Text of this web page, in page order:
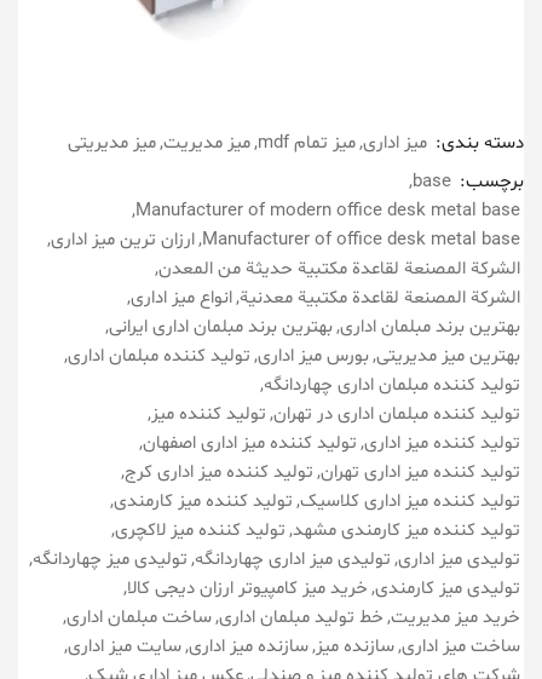
دسته بندی: میز اداری میز تمام mdf میز مدیریت میز مدیریتی
برچسب: base
Manufacturer of modern office desk metal base
Manufacturer of office desk metal base ارزان ترین میز اداری
الشركة المصنعة لقاعدة مكتبية حديثة من المعدن
الشركة المصنعة لقاعدة مكتبية معدنية انواع میز اداری
بهترین برند مبلمان اداری بهترین برند مبلمان اداری ایرانی
بهترین میز مدیریتی بورس میز اداری تولید کننده مبلمان اداری
تولید کننده مبلمان اداری چهاردانگه
تولید کننده مبلمان اداری در تهران تولید کننده میز
تولید کننده میز اداری تولید کننده میز اداری اصفهان
تولید کننده میز اداری تهران تولید کننده میز اداری کرج
تولید کننده میز اداری کلاسیک تولید کننده میز کارمندی
تولید کننده میز کارمندی مشهد تولید کننده میز لاکچری
تولیدی میز اداری تولیدی میز اداری چهاردانگه تولیدی میز چهاردانگه
تولیدی میز کارمندی خرید میز کامپیوتر ارزان دیجی کالا
خرید میز مدیریت خط تولید مبلمان اداری ساخت مبلمان اداری
ساخت میز اداری سازنده میز سازنده میز اداری سایت میز اداری